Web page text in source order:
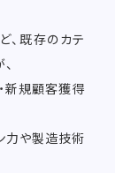
、既存のカテ
新規顧客獲得
力や製造技術